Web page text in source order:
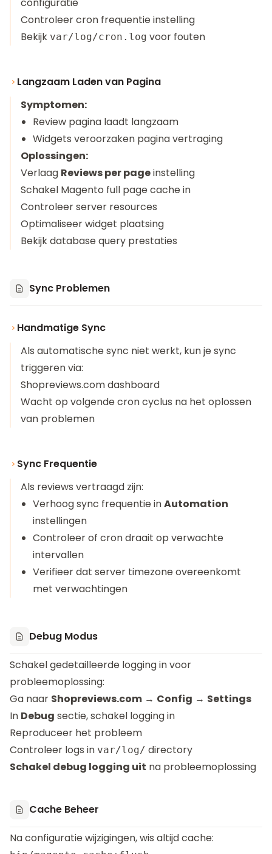
Controleer cron frequentie instelling
Bekijk var/log/cron.log voor fouten
Langzaam Laden van Pagina
Symptomen:
Review pagina laadt langzaam
Widgets veroorzaken pagina vertraging
Oplossingen:
Verlaag Reviews per pageinstelling
Schakel Magento full page cache in
Controleer server resources
Optimaliseer widget plaatsing
Bekijk database query prestaties
Sync Problemen
Handmatige Sync
Als automatische sync niet werkt, kun je sync
triggeren via:
Shopreviews.com dashboard
Wacht op volgende cron cyclus na het oplossen
van problemen
Sync Frequentie
Als reviews vertraagd zijn:
Verhoog sync frequentie inAutomation
instellingen
Controleer of cron draait op verwachte
intervallen
Verifieer dat server timezone overeenkomt
met verwachtingen
Debug Modus
Schakel gedetailleerde logging in voor
probleemoplossing:
Ga naar Shopreviews.com → Config → Settings
In Debug sectie, schakel logging in
Reproduceer het probleem
Controleer logs in var/log/ directory
Schakel debug logging uit na probleemoplossing
Cache Beheer
Na configuratie wijzigingen, wis altijd cache: